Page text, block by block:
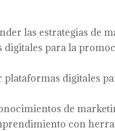
las estrategias de
digitales para la
digitales
de
con